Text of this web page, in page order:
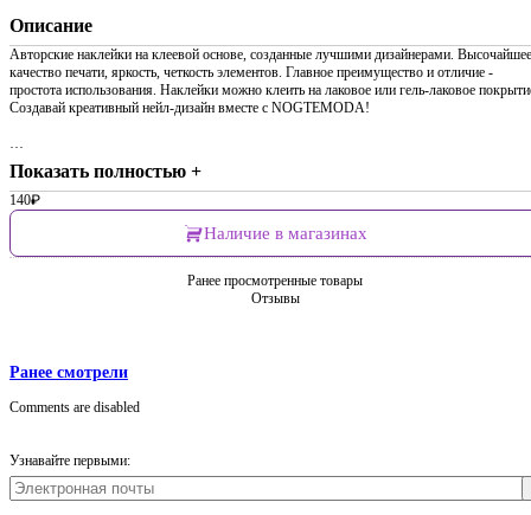
Описание
Авторские наклейки на клеевой основе, созданные лучшими дизайнерами. Высочайшее
качество печати, яркость, четкость элементов. Главное преимущество и отличие -
простота использования. Наклейки можно клеить на лаковое или гель-лаковое
Создавай креативный нейл-дизайн вместе с NOGTEMODA!
…
Показать полностью +
140₽
Наличие в магазинах
Ранее просмотренные товары
Отзывы
Ранее смотрели
Comments are disabled
Узнавайте первыми: